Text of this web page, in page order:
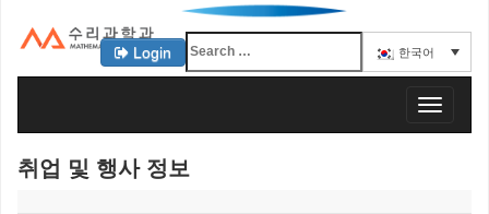
KAIST 수리과학과
Login 한국어
T
o
취업 및 행사 정보